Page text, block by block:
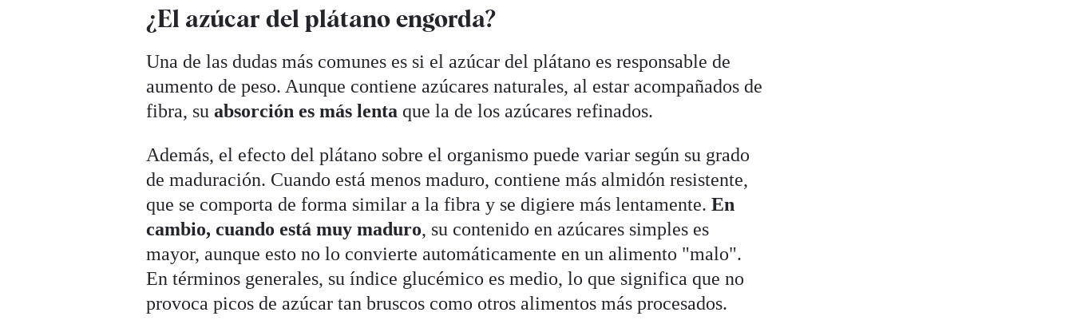
¿El azúcar del plátano engorda?
Una de las dudas más comunes es si el azúcar del plátano es responsable de
aumento de peso. Aunque contiene azúcares naturales, al estar acompañados de
fibra, suabsorción es más lenta que la de los azúcares refinados.
Además, el efecto del plátano sobre el organismo puede variar según su grado
de maduración. Cuando está menos maduro, contiene más almidón resistente,
que se comporta de forma similar a la fibra y se digiere más lentamente.En
cambio, cuando está muy maduro, su contenido en azúcares simples es
mayor, aunque esto no lo convierte automáticamente en un alimento "malo".
En términos generales, su índice glucémico es medio, lo que significa que no
provoca picos de azúcar tan bruscos como otros alimentos más procesados.